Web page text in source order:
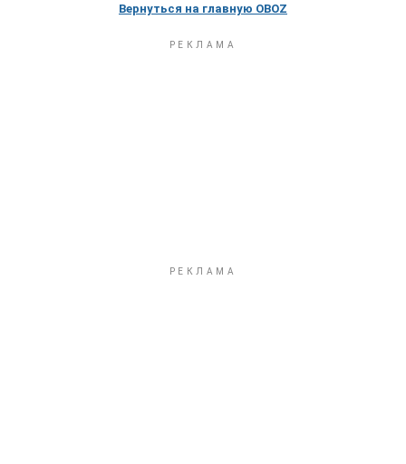
Вернуться на главную OBOZ